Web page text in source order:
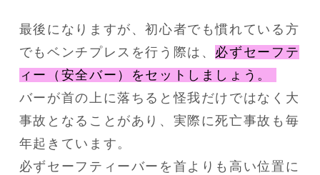
最後になりますが、初心者でも慣れている方
でもベンチプレスを行う際は、 必ずセーフテ
ィー（安全バー）をセットしましょう。
バーが首の上に落ちると怪我だけではなく大
事故となることがあり、実際に死亡事故も毎
年起きています。
必ずセーフティーバーを首よりも高い位置に